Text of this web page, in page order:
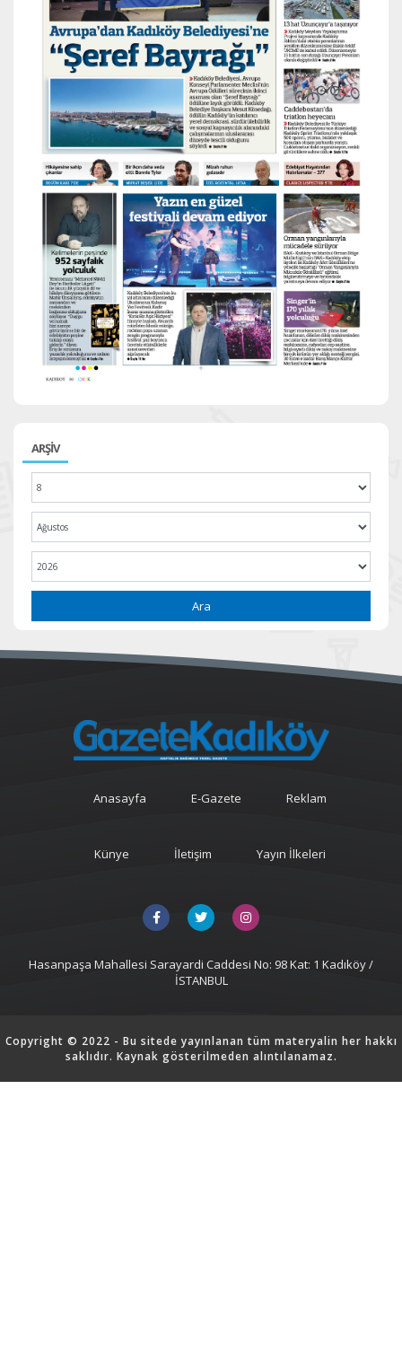
ARŞİV
Ara
Anasayfa E-Gazete Reklam
Künye İletişim Yayın İlkeleri
Hasanpaşa Mahallesi Sarayardi Caddesi No: 98 Kat: 1 Kadıköy /
İSTANBUL
Copyright © 2022 - Bu sitede yayınlanan tüm materyalin her hakkı
saklıdır. Kaynak gösterilmeden alıntılanamaz.